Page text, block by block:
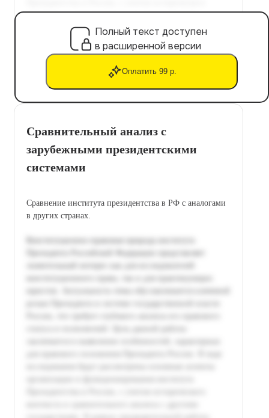
Полный текст доступен
в расширенной версии
Оплатить 99 р.
Сравнительный анализ с
зарубежными президентскими
системами
Сравнение института президентства в РФ с аналогами
в других странах.